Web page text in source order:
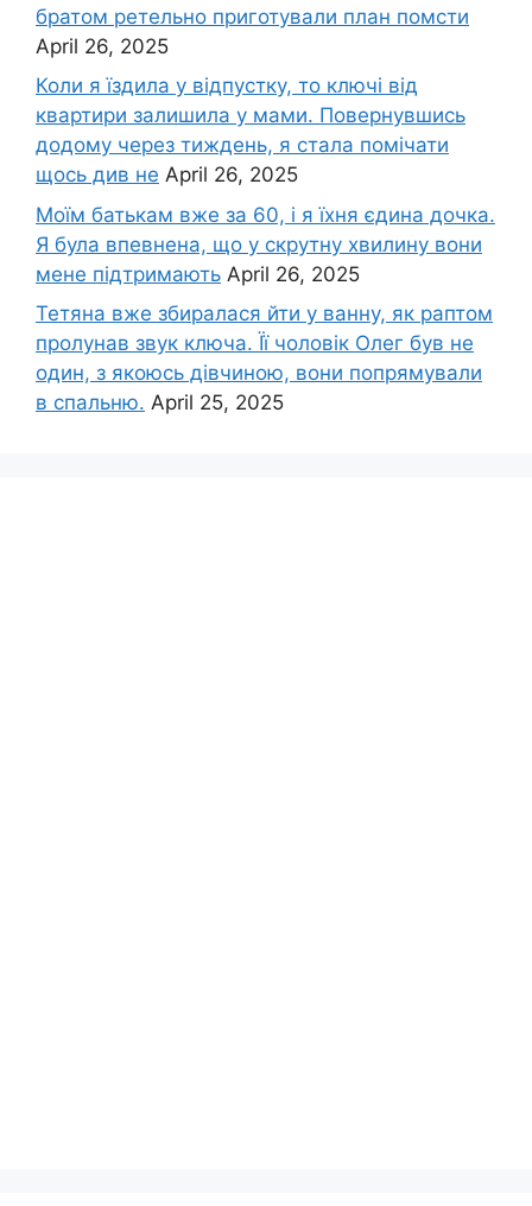
братом ретельно приготували план помсти
April 26, 2025
Коли я їздила у відпустку, то ключі від
квартири залишила у мами. Повернувшись
додому через тиждень, я стала помічати
щось див не April 26, 2025
Моїм батькам вже за 60, і я їхня єдина дочка.
Я була впевнена, що у скрутну хвилину вони
мене підтримають April 26, 2025
Тетяна вже збиралася йти у ванну, як раптом
пролунав звук ключа. Її чоловік Олег був не
один, з якоюсь дівчиною, вони попрямували
в спальню. April 25, 2025